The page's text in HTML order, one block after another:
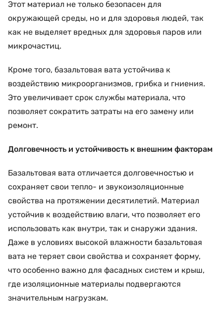
Этот материал не только безопасен для
окружающей среды, но и для здоровья людей, так
как не выделяет вредных для здоровья паров или
микрочастиц.
Кроме того, базальтовая вата устойчива к
воздействию микроорганизмов, грибка и гниения.
Это увеличивает срок службы материала, что
позволяет сократить затраты на его замену или
ремонт.
Долговечность и устойчивость к внешним факторам
Базальтовая вата отличается долговечностью и
сохраняет свои тепло- и звукоизоляционные
свойства на протяжении десятилетий. Материал
устойчив к воздействию влаги, что позволяет его
использовать как внутри, так и снаружи здания.
Даже в условиях высокой влажности базальтовая
вата не теряет свои свойства и сохраняет форму,
что особенно важно для фасадных систем и крыш,
где изоляционные материалы подвергаются
значительным нагрузкам.